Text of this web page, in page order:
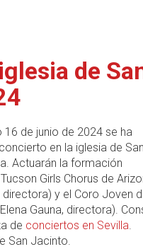
de
de junio de 2024 se ha
en la iglesia de San
Actuarán la formación
Girls Chorus de
directora) y el Coro Joven
Gauna, directora).
de conciertos en Sevilla.
San Jacinto.